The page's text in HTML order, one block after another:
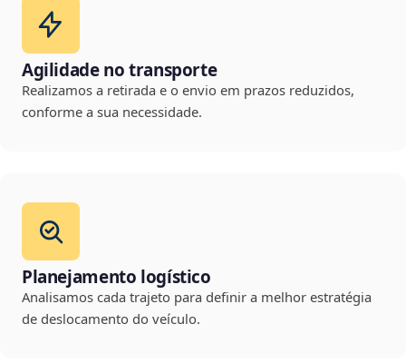
Agilidade no transporte
Realizamos a retirada e o envio em prazos reduzidos,
conforme a sua necessidade.
Planejamento logístico
Analisamos cada trajeto para definir a melhor estratégia
de deslocamento do veículo.